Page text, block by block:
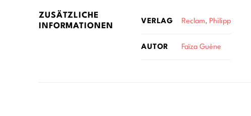
ZUSÄTZLICHE
INFORMATIONEN
VERLAG Reclam, Philipp
AUTOR Faïza Guène